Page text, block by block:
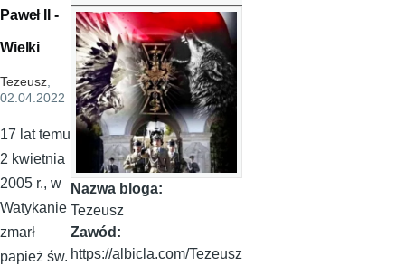
Paweł II -
Wielki
Tezeusz,
02.04.2022
17 lat temu,
2 kwietnia
2005 r., w
Watykanie
zmarł
papież św.
Nazwa bloga:
Tezeusz
Zawód:
https://albicla.com/Tezeusz